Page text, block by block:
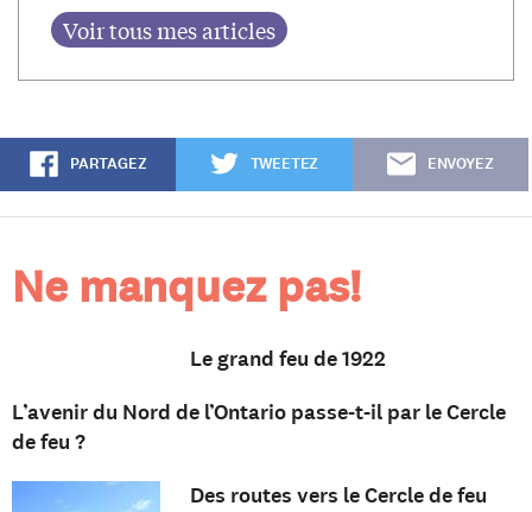
PARTAGEZ TWEETEZ ENVOYEZ
Ne manquez pas!
Le grand feu de 1922
L’avenir du Nord de l’Ontario passe-t-il par le Cercle
de feu ?
Des routes vers le Cercle de feu